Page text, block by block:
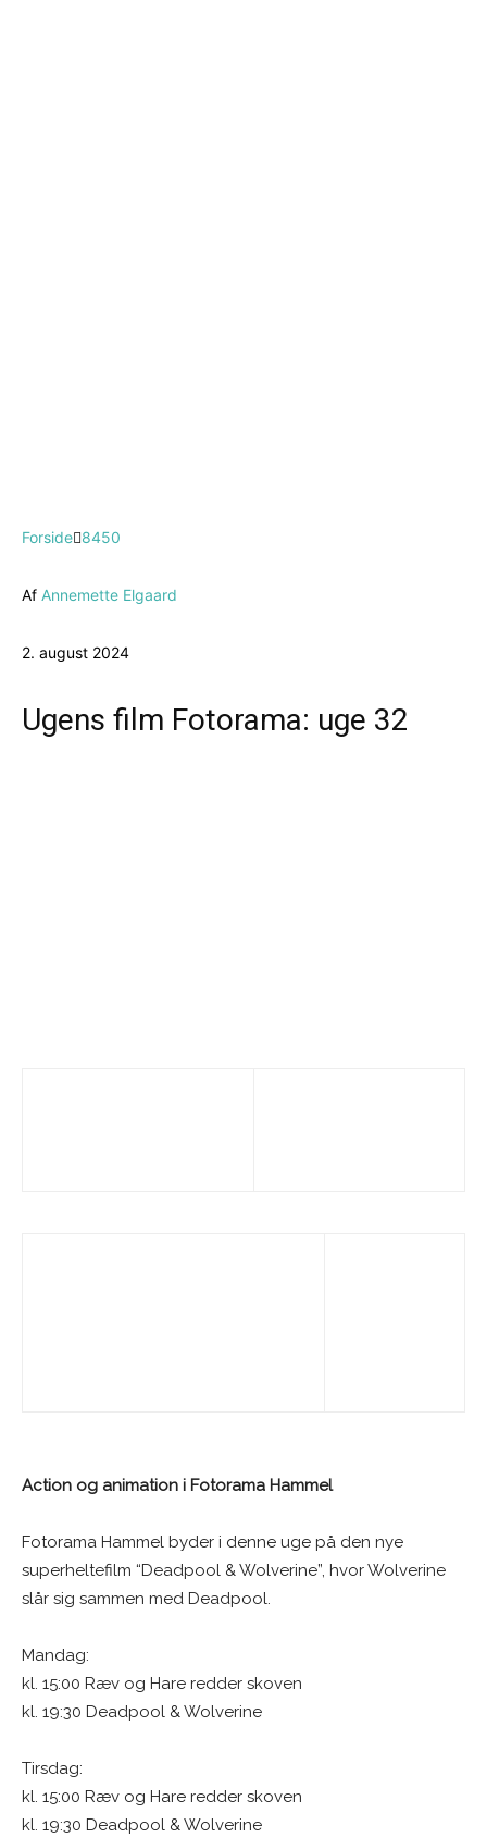
Forside 8450
Af Annemette Elgaard
2. august 2024
Ugens film Fotorama: uge 32
Action og animation i Fotorama Hammel
Fotorama Hammel byder i denne uge på den nye
superheltefilm “Deadpool & Wolverine”, hvor Wolverine
slår sig sammen med Deadpool.
Mandag:
kl. 15:00 Ræv og Hare redder skoven
kl. 19:30 Deadpool & Wolverine
Tirsdag:
kl. 15:00 Ræv og Hare redder skoven
kl. 19:30 Deadpool & Wolverine